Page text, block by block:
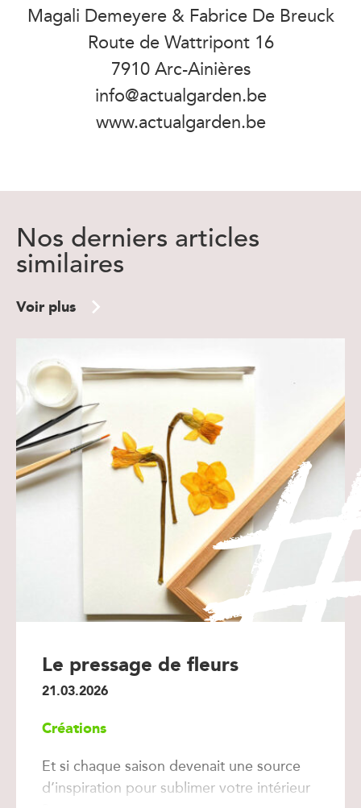
Magali Demeyere & Fabrice De Breuck
Route de Wattripont 16
7910 Arc-Ainières
info@actualgarden.be
www.actualgarden.be
Nos derniers articles
similaires
Voir plus
Le pressage de fleurs
21.03.2026
Créations
Et si chaque saison devenait une source
d’inspiration pour sublimer votre intérieur